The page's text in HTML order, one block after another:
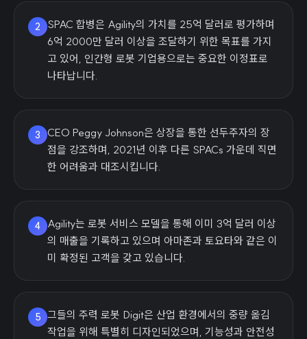
2
SPAC 합병은 Agility의 가치를 25억 달러로 평가하며
6억 2000만 달러 이상을 조달하기 위한 목표를 가지
고 있어, 인간형 로봇 기업용으로는 중요한 이정표로
나타납니다.
3
CEO Peggy Johnson은 상장을 통한 선두주자의 장
점을 강조하며, 2021년 이후 다른 SPACs 가운데 직면
한 어려움과 대조시킵니다.
4
Agility는 로봇 서비스 모델을 통해 이미 3억 달러 이상
의 매출을 기록하고 있으며 아마존과 토요타와 같은 이
미 확정된 고객을 갖고 있습니다.
5 그들의 주력 로봇 Digit은 산업 환경에서의 중량 옮김
작업을 위해 특별히 디자인되었으며, 기능성과 안전성